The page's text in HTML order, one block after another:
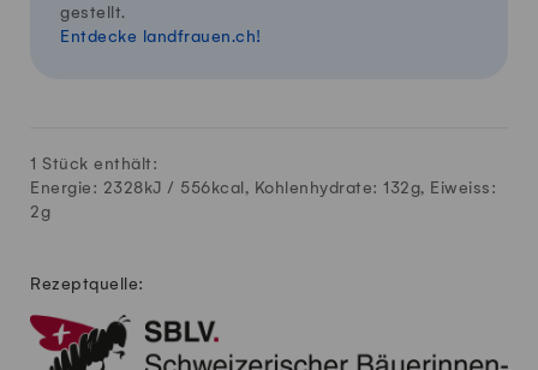
gestellt.
Entdecke landfrauen.ch!
1 Stück enthält:
Energie: 2328kJ / 556 kcal, Kohlenhydrate: 132g, Eiweiss:
2g
Rezeptquelle: